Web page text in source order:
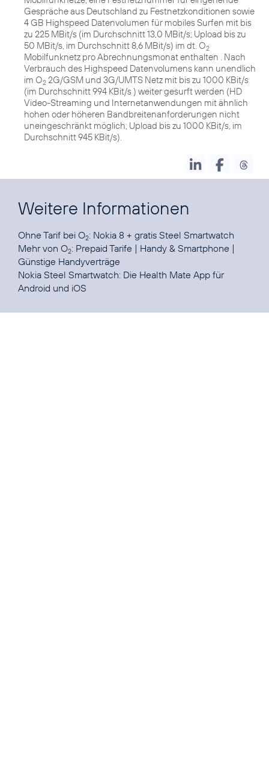
Gespräche aus Deutschland zu Festnetzkonditionen sowie
4 GB Highspeed Datenvolumen für mobiles Surfen mit bis
zu 225 MBit/s (im Durchschnitt 13,0 MBit/s; Upload bis zu
50 MBit/s, im Durchschnitt 8,6 MBit/s) im dt. O2
Mobilfunknetz pro Abrechnungsmonat enthalten . Nach
Verbrauch des Highspeed Datenvolumens kann unendlich
im O2 2G/GSM und 3G/UMTS Netz mit bis zu 1000 KBit/s
(im Durchschnitt 994 KBit/s ) weiter gesurft werden (HD
Video-Streaming und Internetanwendungen mit ähnlich
hohen oder höheren Bandbreitenanforderungen nicht
uneingeschränkt möglich; Upload bis zu 1000 KBit/s, im
Durchschnitt 945 KBit/s).
Weitere Informationen
Ohne Tarif bei O2: Nokia 8 + gratis Steel Smartwatch
Mehr von O2: Prepaid Tarife | Handy & Smartphone |
Günstige Handyverträge
Nokia Steel Smartwatch: Die Health Mate App für
Android und iOS